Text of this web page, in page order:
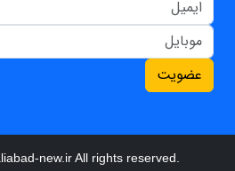
عضویت
new.ir All rights reserved.